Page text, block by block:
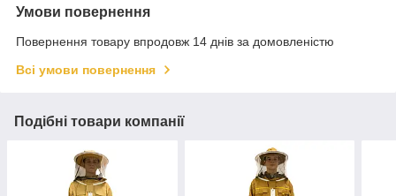
Умови повернення
Повернення товару впродовж 14 днів за домовленістю
Всі умови повернення
Подібні товари компанії